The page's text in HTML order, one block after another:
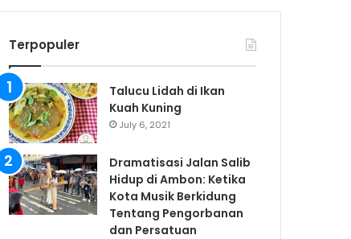
for
skin
Terpopuler
Talucu Lidah di Ikan
Kuah Kuning
July 6, 2021
Dramatisasi Jalan Salib
Hidup di Ambon: Ketika
Kota Musik Berkidung
Tentang Pengorbanan
dan Persatuan